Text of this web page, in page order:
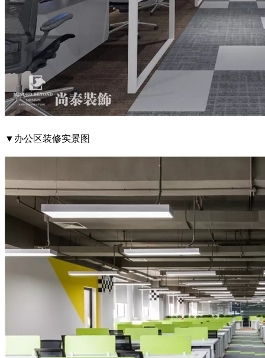
▼办公区装修实景图